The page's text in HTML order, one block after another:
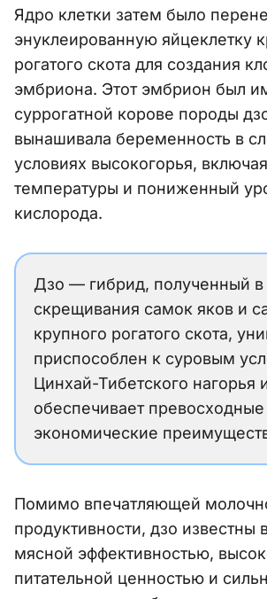
Ядро клетки затем было
энуклеированную яйцеклетку
рогатого скота для создания
эмбриона. Этот эмбрион был
суррогатной корове породы
вынашивала беременность в
условиях высокогорья,
температуры и пониженный
кислорода.
Дзо — гибрид, полученный в
скрещивания самок яков и
крупного рогатого скота,
приспособлен к суровым
Цинхай-Тибетского нагорья
обеспечивает превосходные
экономические
Помимо впечатляющей
продуктивности, дзо известны
мясной эффективностью,
питательной ценностью и